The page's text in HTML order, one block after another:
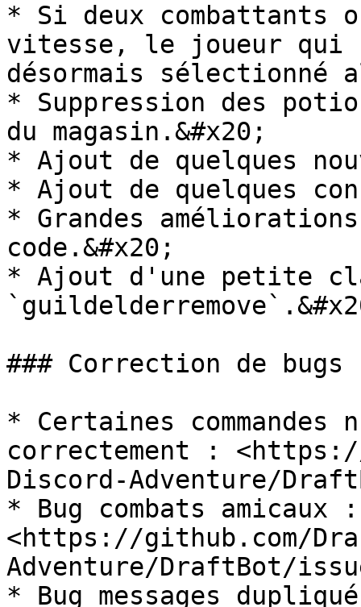
* Si deux combattants
vitesse, le joueur qui
désormais sélectionné
* Suppression des
du magasin.&#x20;
* Ajout de quelques
* Ajout de quelques
* Grandes
code.&#x20;
* Ajout d'une petite
### Correction de bugs
* Certaines
correctement :
Discord-Adventure/
* Bug combats amicaux :
<https://github.com/
Adventure/DraftBot/
* Bug messages